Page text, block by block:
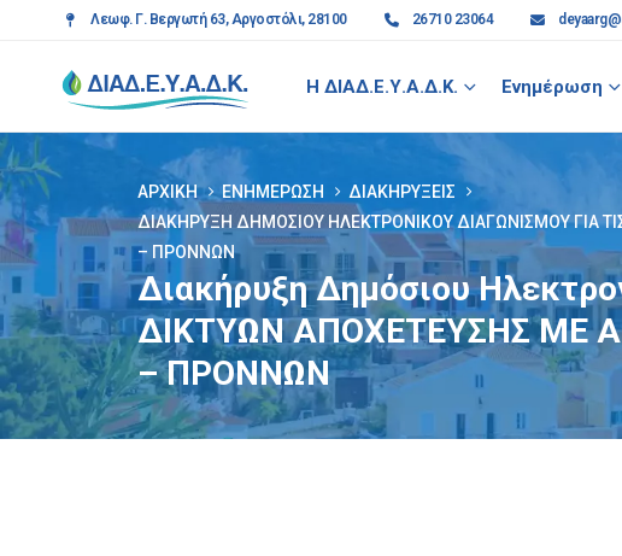
Λεωφ. Γ. Βεργωτή 63, Αργοστόλι, 28100 26710 23064
Η ΔΙΑΔ.Ε.Υ.Α.Δ.Κ. Ενημέρωση
ΑΡΧΙΚΉ ΕΝΗΜΈΡΩΣΗ
ΔΙΑΚΗΡΎΞΕΙΣ
ΔΙΑΚΉΡΥΞΗ ΔΗΜΌΣΙΟΥ ΗΛΕΚΤΡΟΝΙΚΟΎ ΔΙΑΓΩΝΙΣΜΟΎ ΓΙΑ
– ΠΡΟΝΝΩΝ
Διακήρυξη Δημόσιου
ΔΙΚΤΥΩΝ ΑΠΟΧΕΤΕΥΣΗΣ ΜΕ
– ΠΡΟΝΝΩΝ